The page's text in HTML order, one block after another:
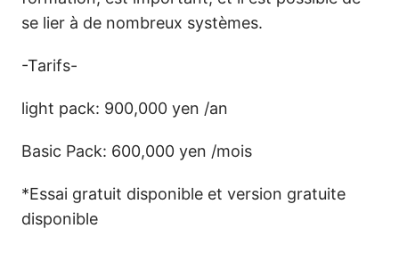
se lier à de nombreux systèmes.
-Tarifs-
light pack: 900,000 yen /an
Basic Pack: 600,000 yen /mois
*Essai gratuit disponible et version gratuite
disponible